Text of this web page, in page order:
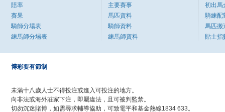
賠率
賽果
騎師分場表
練馬師分場表
主要賽事
馬匹資料
騎師資料
練馬師資料
初出馬
騎練配
馬匹搬
貼士指
博彩要有節制
未滿十八歲人士不得投注或進入可投注的地方。
向非法或海外莊家下注，即屬違法，且可被判監禁。
切勿沉迷賭博，如需尋求輔導協助，可致電平和基金熱線1834 633。